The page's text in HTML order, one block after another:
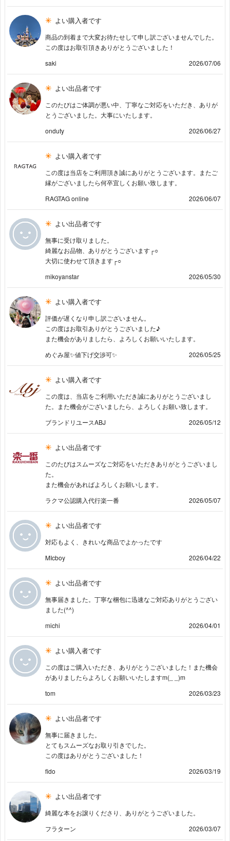
よい購入者です
商品の到着まで大変お待たせして申し訳ございませんでした。
この度はお取引頂きありがとうございました！
saki
2026/07/06
よい出品者です
このたびはご体調が悪い中、丁寧なご対応をいただき、ありが
とうございました。大事にいたします。
onduty
2026/06/27
よい購入者です
この度は当店をご利用頂き誠にありがとうございます。またご
縁がございましたら何卒宜しくお願い致します。
RAGTAG online
2026/06/07
よい出品者です
無事に受け取りました。
綺麗なお品物、ありがとうございます┌︎○︎
大切に使わせて頂きます┌︎○︎
mikoyanstar
2026/05/30
よい購入者です
評価が遅くなり申し訳ございません。
この度はお取引ありがとうございました♪
また機会がありましたら、よろしくお願いいたします。
めぐみ屋✨値下げ交渉可✨
2026/05/25
よい購入者です
この度は、当店をご利用いただき誠にありがとうございまし
た。また機会がございましたら、よろしくお願い致します。
ブランドリユースABJ
2026/05/12
よい出品者です
このたびはスムーズなご対応をいただきありがとうございまし
た。
また機会があればよろしくお願いします。
ラクマ公認購入代行楽一番
2026/05/07
よい出品者です
対応もよく、きれいな商品でよかったです
MIcboy
2026/04/22
よい出品者です
無事届きました。丁寧な梱包に迅速なご対応ありがとうござい
ました(^^)
michi
2026/04/01
よい購入者です
この度はご購入いただき、ありがとうございました！また機会
がありましたらよろしくお願いいたしますm(_ _)m
tom
2026/03/23
よい出品者です
無事に届きました。
とてもスムーズなお取り引きでした。
この度はありがとうございました！
fido
2026/03/19
よい出品者です
綺麗な本をお譲りくださり、ありがとうございました。
フラターン
2026/03/07